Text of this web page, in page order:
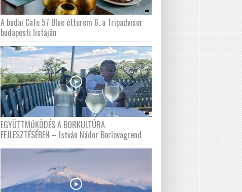
A budai Cafe 57 Blue étterem 6. a Tripadvisor
budapesti listáján
EGYÜTTMŰKÖDÉS A BORKULTÚRA
FEJLESZTÉSÉBEN – István Nádor Borlovagrend